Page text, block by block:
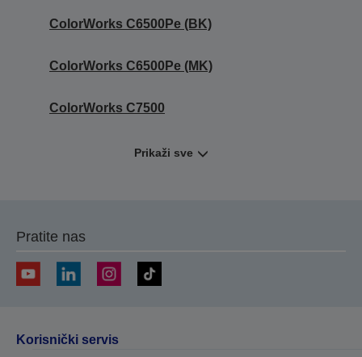
ColorWorks C6500Pe (BK)
ColorWorks C6500Pe (MK)
ColorWorks C7500
Prikaži sve
Pratite nas
Korisnički servis